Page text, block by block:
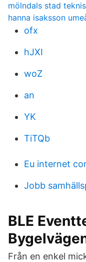
mölndals stad
hanna isaksson
ofx
hJXI
woZ
an
YK
TiTQb
Eu internet
Jobb
BLE
Från en enkel